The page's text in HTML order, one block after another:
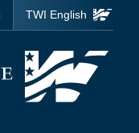
Skip to main content
Homepage
TWI English